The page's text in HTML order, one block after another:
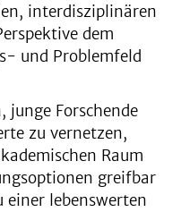
interdisziplinären
dem
und Problemfeld
junge Forschende
zu vernetzen,
Raum
greifbar
einer lebenswerten